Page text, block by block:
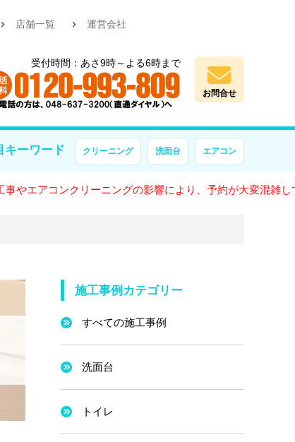
店舗一覧 運営会社
受付時間：あさ9時～よる6時まで
お問合せ
キーワード クリーニング 洗面台 エアコン
クリーニングの影響により、予約が大変混雑しております
施工事例カテゴリー
すべての施工事例
洗面台
トイレ